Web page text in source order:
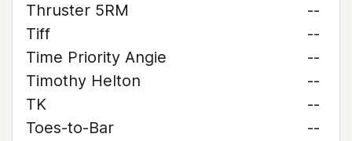
Thruster 5RM
--
Tiff
--
Time Priority Angie
--
Timothy Helton
--
TK
--
Toes-to-Bar
--